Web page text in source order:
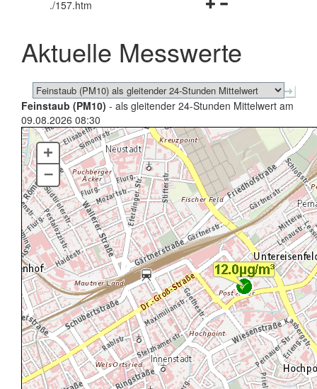
Navigationsmenü
schließen
./157.htm
Aktuelle Messwerte
Feinstaub (PM10) - als gleitender 24-Stunden Mittelwert am
09.08.2026 08:30
+
–